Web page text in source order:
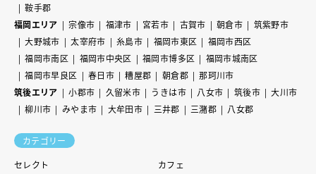
鞍手郡
福岡エリア
宗像市 福津市 宮若市 古賀市 朝倉市
筑紫野市
大野城市
太宰府市 糸島市 福岡市東区
福岡市西区
福岡市南区
福岡市中央区 福岡市博多区
福岡市城南区
福岡市早良区
春日市 糟屋郡 朝倉郡
那珂川市
筑後エリア
小郡市 久留米市 うきは市 八女市 筑後市
大川市
柳川市
みやま市 大牟田市 三井郡 三潴郡 八女郡
カテゴリー
セレクト
カフェ